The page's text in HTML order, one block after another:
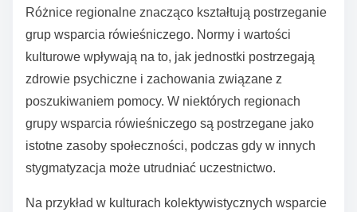
bezpieczną przestrzeń dla wrażliwości, poprawiając
dobrostan emocjonalny. Unikalną cechą grup
wsparcia rówieśniczego jest ich zdolność do
budowania autentycznych połączeń, które mogą
prowadzić do znaczącego osobistego rozwoju i
zdrowienia.